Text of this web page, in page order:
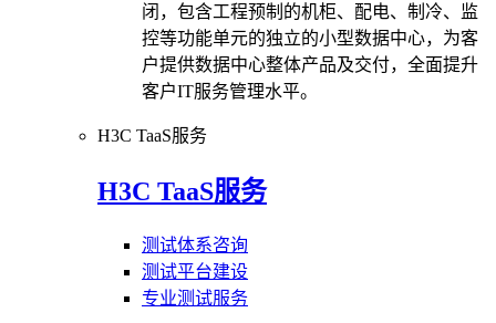
闭，包含工程预制的机柜、配电、制冷、监
控等功能单元的独立的小型数据中心，为客
户提供数据中心整体产品及交付，全面提升
客户IT服务管理水平。
H3C TaaS服务
H3C TaaS服务
测试体系咨询
测试平台建设
专业测试服务